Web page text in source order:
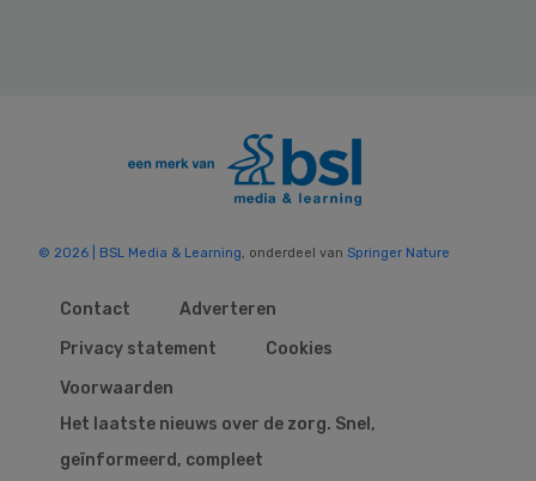
© 2026 | BSL Media & Learning, onderdeel van Springer Nature
Contact
Adverteren
Privacy statement
Cookies
Voorwaarden
Het laatste nieuws over de zorg. Snel,
geïnformeerd, compleet